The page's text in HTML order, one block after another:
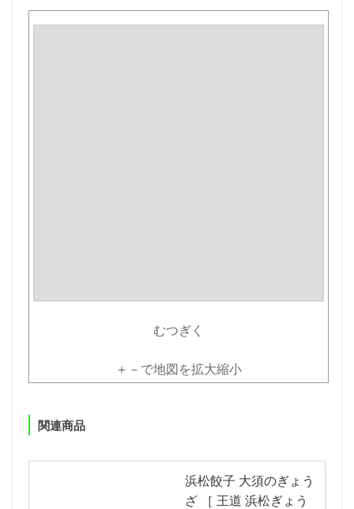
むつぎく
＋－で地図を拡大縮小
関連商品
浜松餃子 大須のぎょう
ざ ［ 王道 浜松ぎょう